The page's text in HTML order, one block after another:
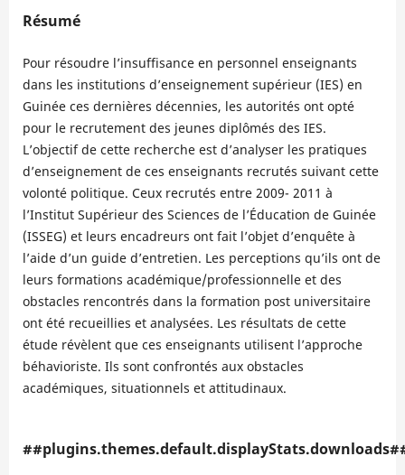
Résumé
Pour résoudre l’insuffisance en personnel enseignants
dans les institutions d’enseignement supérieur (IES) en
Guinée ces dernières décennies, les autorités ont opté
pour le recrutement des jeunes diplômés des IES.
L’objectif de cette recherche est d’analyser les pratiques
d’enseignement de ces enseignants recrutés suivant cette
volonté politique. Ceux recrutés entre 2009- 2011 à
l’Institut Supérieur des Sciences de l’Éducation de Guinée
(ISSEG) et leurs encadreurs ont fait l’objet d’enquête à
l’aide d’un guide d’entretien. Les perceptions qu’ils ont de
leurs formations académique/professionnelle et des
obstacles rencontrés dans la formation post universitaire
ont été recueillies et analysées. Les résultats de cette
étude révèlent que ces enseignants utilisent l’approche
béhavioriste. Ils sont confrontés aux obstacles
académiques, situationnels et attitudinaux.